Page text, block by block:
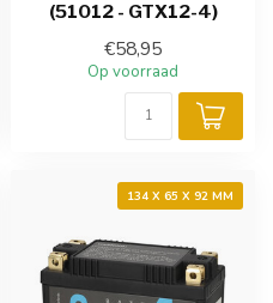
(51012 - GTX12-4)
€58,95
Op voorraad
134 X 65 X 92 MM